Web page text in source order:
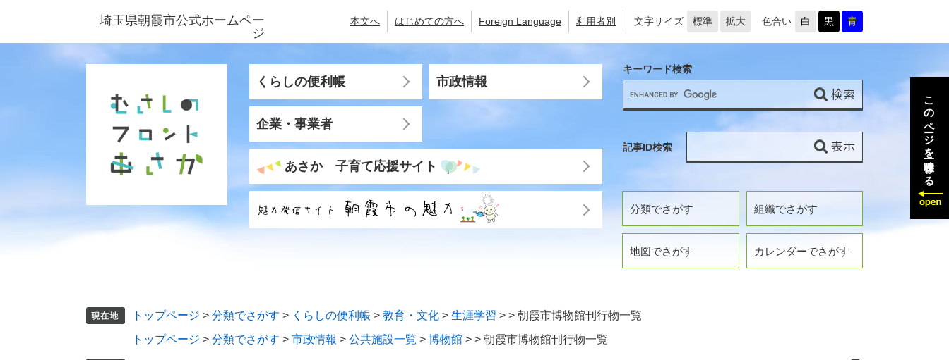
ジ
ュ
埼玉県朝霞市公式ホームペー
ジ
本文へ はじめての方へ Foreign Language 利用者別 文字サイズ 標準 拡大 色合い 白 黒 青
くらしの便利帳 市政情報
企業・事業者
あさか 子育て応援サイト
分類でさがす 組織でさがす
地図でさがす カレンダーでさがす
キーワード検索
記事ID検索
トップページ > 分類でさがす > くらしの便利帳 > 教育・文化 > 生涯学習 > > 朝霞市博物館刊行物一覧
トップページ > 分類でさがす > 市政情報 > 公共施設一覧 > 博物館 > > 朝霞市博物館刊行物一覧
このページを一時保存する